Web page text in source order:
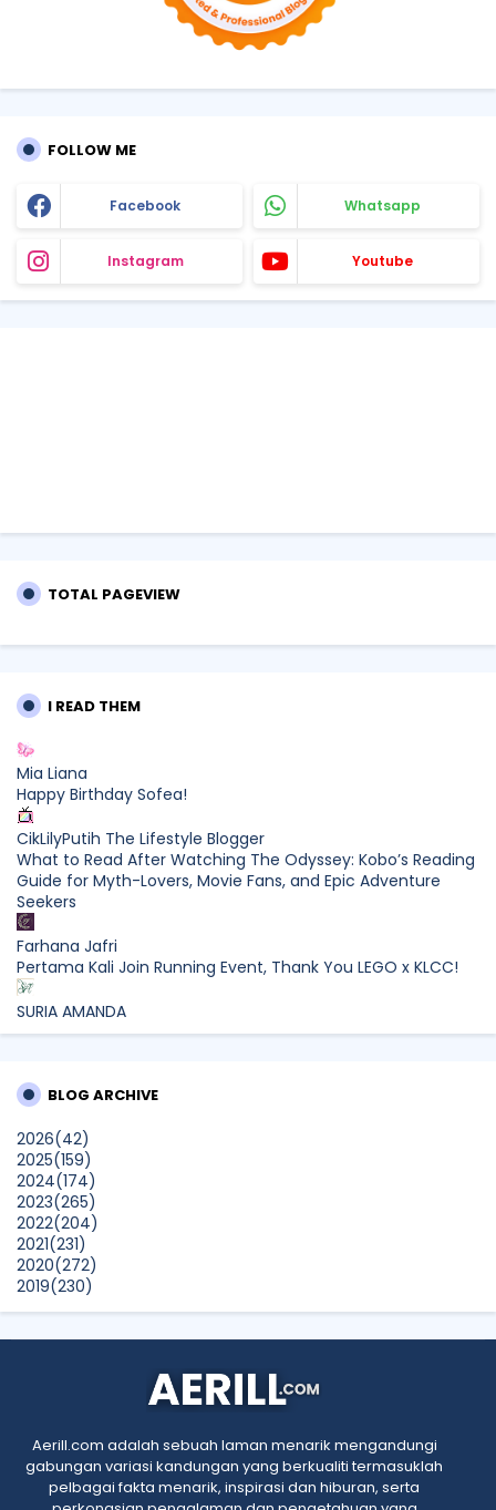
FOLLOW ME
Facebook Whatsapp
Instagram Youtube
TOTAL PAGEVIEW
I READ THEM
Mia Liana
Happy Birthday Sofea!
CikLilyPutih The Lifestyle Blogger
What to Read After Watching The Odyssey: Kobo’s Reading
Guide for Myth-Lovers, Movie Fans, and Epic Adventure
Seekers
Farhana Jafri
Pertama Kali Join Running Event, Thank You LEGO x KLCC!
SURIA AMANDA
Hadiah Comel Ini Bakal Ceriakan Anak-Anak Yatim
dboystudio
pada Harga Mampu Milik, Diperkasa Aplikasi Digital T-CARE
Show All
BLOG ARCHIVE
2026(42)
2025(159)
2024(174)
2023(265)
2022(204)
2021(231)
2020(272)
2019(230)
2018(496)
2011(45)
2010(5)
Aerill.com adalah sebuah laman menarik mengandungi
gabungan variasi kandungan yang berkualiti termasuklah
pelbagai fakta menarik, inspirasi dan hiburan, serta